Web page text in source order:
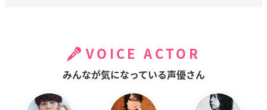
VOICE ACTOR
みんなが気になっている声優さん